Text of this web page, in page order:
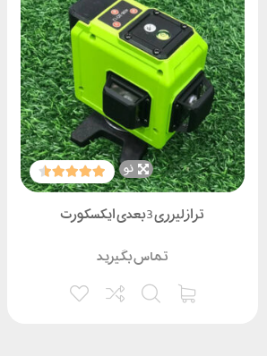
نو
تراز لیزری 3بعدی ایکسکورت
تماس بگیرید